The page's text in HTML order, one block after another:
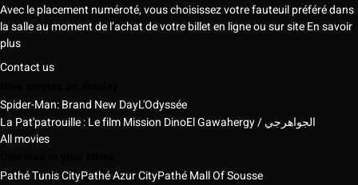
Avec le placement numéroté, vous choisissez votre fauteuil préféré dans
la salle au moment de l’achat de votre billet en ligne ou sur siteEn savoir
plus
Contact us
Spider-Man: Brand New DayL'Odyssée
La Pat'patrouille : Le film Mission Dino
El Gawahergy / الجواهرجي
All movies
Pathé Tunis CityPathé Azur CityPathé Mall Of Sousse